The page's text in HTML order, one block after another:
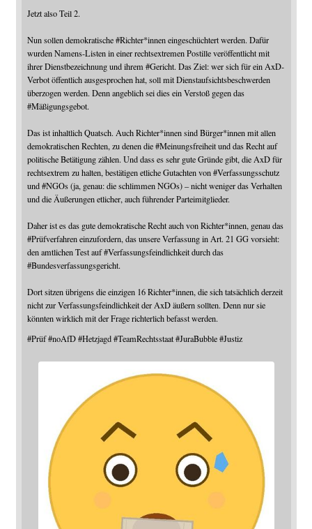
Jetzt also Teil 2.
Nun sollen demokratische#Richter*innen eingeschüchtert werden. Dafür
wurden Namens-Listen in einer rechtsextremen Postille veröffentlicht mit
ihrer Dienstbezeichnung und ihrem#Gericht. Das Ziel: wer sich für ein AxD-
Verbot öffentlich ausgesprochen hat, soll mit Dienstaufsichtsbeschwerden
überzogen werden. Denn angeblich sei dies ein Verstoß gegen das
#Mäßigungsgebot.
Das ist inhaltlich Quatsch. Auch Richter*innen sind Bürger*innen mit allen
demokratischen Rechten, zu denen die#Meinungsfreiheitund das Recht auf
politische Betätigung zählen. Und dass es sehr gute Gründe gibt, die AxD für
rechtsextrem zu halten, bestätigen etliche Gutachten von#Verfassungsschutz
und#NGOs(ja, genau: die schlimmen NGOs) – nicht weniger das Verhalten
und die Äußerungen etlicher, auch führender Parteimitglieder.
Daher ist es das gute demokratische Recht auch von Richter*innen, genau das
#Prüfverfahreneinzufordern, das unsere Verfassung in Art. 21 GG vorsieht:
den amtlichen Test auf#Verfassungsfeindlichkeitdurch das
#Bundesverfassungsgericht.
Dort sitzen übrigens die einzigen 16 Richter*innen, die sich tatsächlich derzeit
nicht zur Verfassungsfeindlichkeit der AxD äußern sollten. Denn nur sie
könnten wirklich mit der Frage richterlich befasst werden.
#Prüf #noAfD #Hetzjagd #TeamRechtsstaat #JuraBubble #Justiz